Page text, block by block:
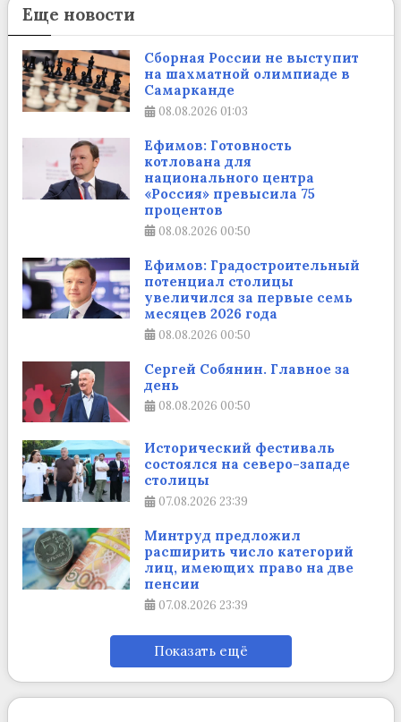
Еще новости
Сборная России не выступит
на шахматной олимпиаде в
Самарканде
08.08.2026 01:03
Ефимов: Готовность
котлована для
национального центра
«Россия» превысила 75
процентов
08.08.2026 00:50
Ефимов: Градостроительный
потенциал столицы
увеличился за первые семь
месяцев 2026 года
08.08.2026 00:50
Сергей Собянин. Главное за
день
08.08.2026 00:50
Исторический фестиваль
состоялся на северо-западе
столицы
07.08.2026 23:39
Минтруд предложил
расширить число категорий
лиц, имеющих право на две
пенсии
07.08.2026 23:39
Показать ещё